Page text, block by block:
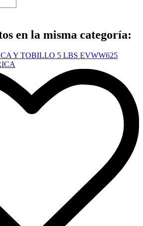
en la misma categoría: